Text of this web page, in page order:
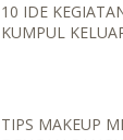
10 IDE
KUMPUL
TIPS MAKEUP